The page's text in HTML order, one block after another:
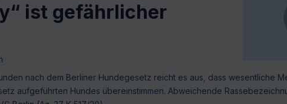
ist gefährlicher
nach dem Berliner Hundegesetz reicht es aus, dass wesentliche
aufgeführten Hundes übereinstimmen. Abweichende